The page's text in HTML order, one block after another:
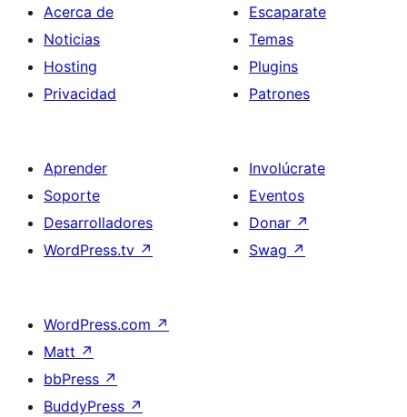
Acerca de
Noticias
Hosting
Privacidad
Escaparate
Temas
Plugins
Patrones
Aprender
Soporte
Desarrolladores
WordPress.tv ↗
Involúcrate
Eventos
Donar ↗
Swag ↗
WordPress.com ↗
Matt ↗
bbPress ↗
BuddyPress ↗